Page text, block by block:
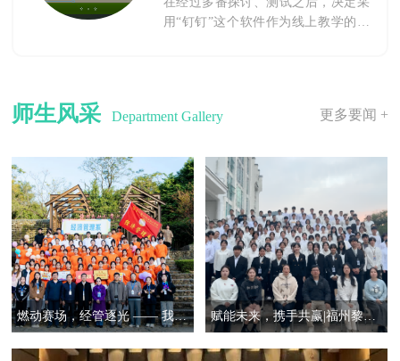
用“钉钉”这个软件作为线上教学的工
师生风采 Department Gallery 更多要闻 +
燃动赛场，经管逐光 —— 我系斩获校运会团体操一等奖与体育道德风尚奖 赋能未来，携手共赢|福州黎明职业技术学院经济管理系两委一会授牌仪式